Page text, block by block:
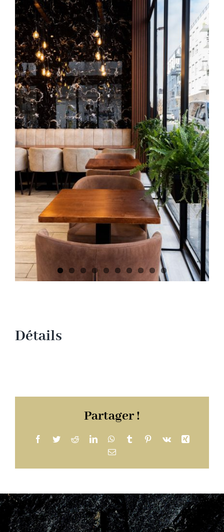
Contact
Détails
Partager !
Facebook
TwitterReddit LinkedInWhatsApp
TumblrPinterest
Vk
Email